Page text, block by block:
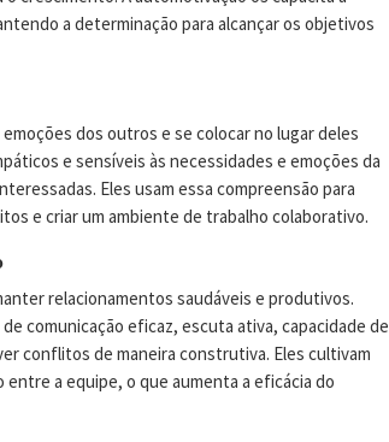
a determinação para alcançar os objetivos
dos outros e se colocar no lugar deles
e sensíveis às necessidades e emoções da
Eles usam essa compreensão para
e criar um ambiente de trabalho colaborativo.
relacionamentos saudáveis ​​e produtivos.
comunicação eficaz, escuta ativa, capacidade de
conflitos de maneira construtiva. Eles cultivam
a equipe, o que aumenta a eficácia do